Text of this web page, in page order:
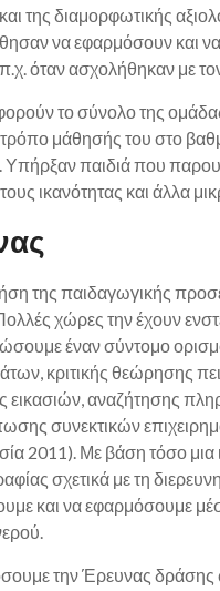
της διαμορφωτικής
να εφαρμόσουν και να
όταν ασχολήθηκαν με
το σύνολο της
μάθησής του στο
Υπήρξαν παιδιά που
ικανότητας και άλλα
της παιδαγωγικής
χώρες την έχουν
έναν σύντομο ορισμό
κριτικής θεώρησης
αναζήτησης
συνεκτικών
2011). Με βάση τόσο μια
σχετικά με τη
και να εφαρμόσουμε
την Έρευνας δράσης